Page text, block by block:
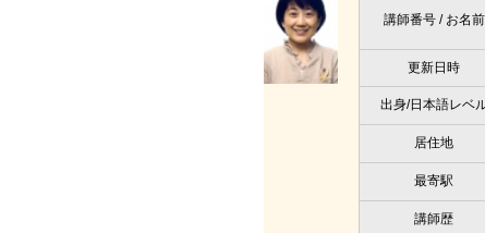
講師番号 / お名前
更新日時
出身/日本語レベ
居住地
最寄駅
講師歴